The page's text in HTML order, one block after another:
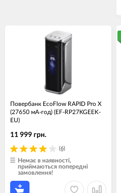
Повербанк EcoFlow RAPID Pro X
(27650 мА-год) (EF-RP27KGEEK-
EU)
(6)
11 999 грн.
Немає в наявності,
приймаються попередні
замовлення!